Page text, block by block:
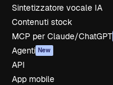
Sintetizzatore vocale IA
Contenuti stock
MCP per Claude/ChatGPT
Agenti New
API
App mobile